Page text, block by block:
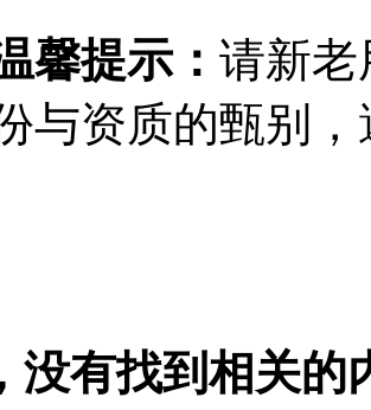
馨提示： 请新老
与资质的甄别
没有找到相关的